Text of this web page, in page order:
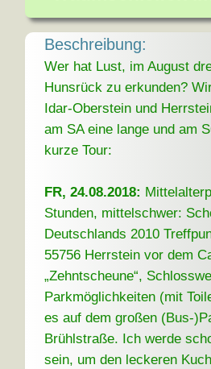
Beschreibung:
Wer hat Lust, im August
Hunsrück zu erkunden?
Idar-Oberstein und
am SA eine lange und am
kurze Tour:
FR, 24.08.2018:
Stunden, mittelschwer:
Deutschlands 2010
55756 Herrstein vor dem
„Zehntscheune“,
Parkmöglichkeiten (mit
es auf dem großen (Bus-
Brühlstraße. Ich werde
sein, um den leckeren